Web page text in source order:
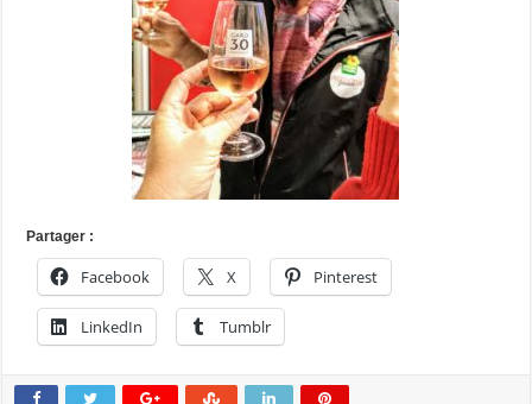
Partager :
Facebook X Pinterest
LinkedIn Tumblr